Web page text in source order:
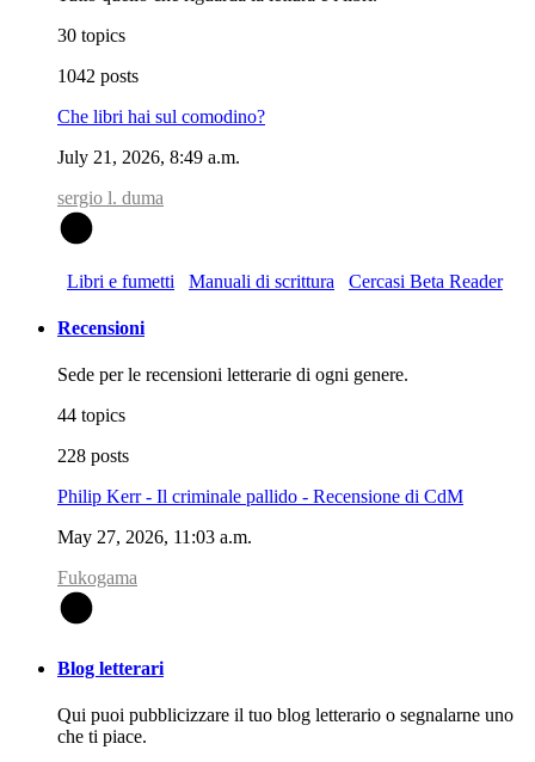
30 topics
1042 posts
Che libri hai sul comodino?
July 21, 2026, 8:49 a.m.
sergio l. duma
Libri e fumetti Manuali di scrittura Cercasi Beta Reader
Recensioni
Sede per le recensioni letterarie di ogni genere.
44 topics
228 posts
Philip Kerr - Il criminale pallido - Recensione di CdM
May 27, 2026, 11:03 a.m.
Fukogama
Blog letterari
Qui puoi pubblicizzare il tuo blog letterario o segnalarne uno
che ti piace.